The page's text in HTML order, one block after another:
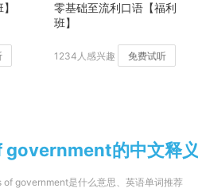
零基础至流利口语【福利
班】
1234人感兴趣 免费试听
的中文释义
of government是什么意思、英语单词推荐